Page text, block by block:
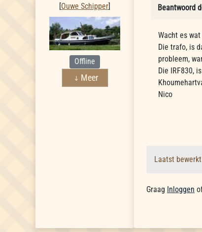
[Ouwe Schipper]
Offline
Meer
Beantwoord
Wacht es
Die trafo, is
probleem,
Die IRF830,
Nico
Laatst
Graag Inloggen